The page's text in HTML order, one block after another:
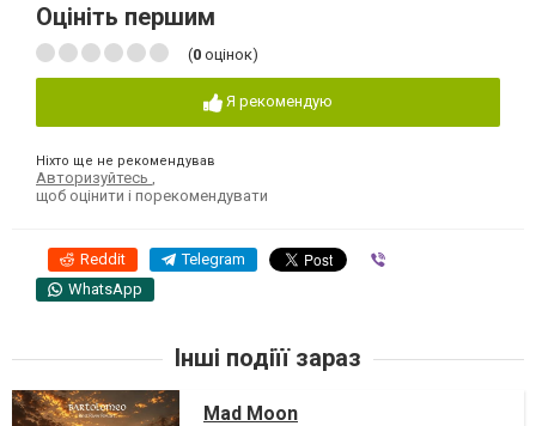
Оцініть першим
(0 оцінок)
Я рекомендую
Ніхто ще не рекомендував
Авторизуйтесь
щоб оцінити і порекомендувати
Reddit Telegram
WhatsApp
Інші подіїї зараз
Mad Moon